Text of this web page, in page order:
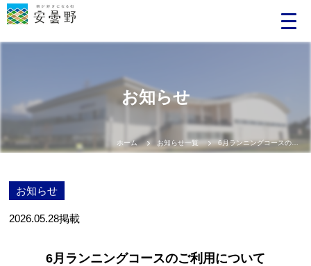
お知らせ
ホーム お知らせ一覧 6月ランニングコースのご利用について
お知らせ
2026.05.28掲載
6月ランニングコースのご利用について